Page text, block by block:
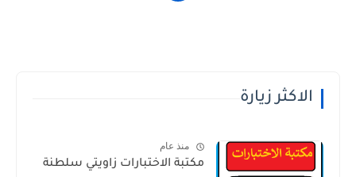
الاكثر زيارة
منذ عام
مكتبة الاختبارات زاويتي سلطنة